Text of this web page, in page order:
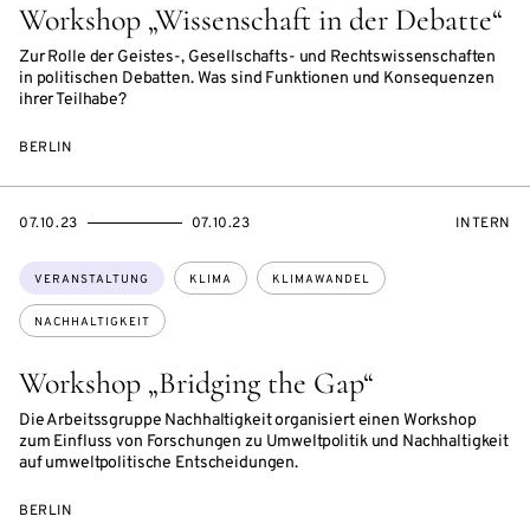
Workshop „Wissenschaft in der Debatte“
Zur Rolle der Geistes-, Gesellschafts- und Rechtswissenschaften
in politischen Debatten. Was sind Funktionen und Konsequenzen
ihrer Teilhabe?
BERLIN
Workshop „Bridging the Gap“
Die Arbeitssgruppe Nachhaltigkeit organisiert einen Workshop
zum Einfluss von Forschungen zu Umweltpolitik und Nachhaltigkeit
auf umweltpolitische Entscheidungen.
Themen:
VERANSTALTUNG KLIMA KLIMAWANDEL
NACHHALTIGKEIT
EVENTBEGINSON
07.10.23
EVENTENDSON 07.10.23 INTERN
BERLIN